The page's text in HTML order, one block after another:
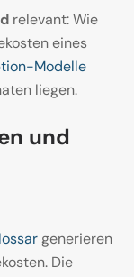
relevant: Wie
eines
Modelle
liegen.
und
generieren
Die